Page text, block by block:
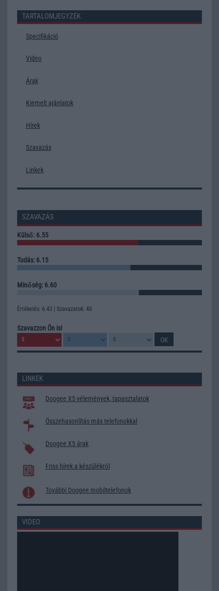
TARTALOMJEGYZÉK
Specifikáció
Video
Árak
Kiemelt ajánlatok
Hírek
Szavazás
Linkek
SZAVAZÁS
Külső: 6.55
Tudás: 6.15
Minőség: 6.60
Értékelés: 6.43 | Szavazatok: 40
Szavazzon Ön is!
LINKEK
Doogee X5 vélemények, tapasztalatok
Összehasonlítás más telefonokkal
Doogee X5 árak
Friss hírek a készülékről
További Doogee mobiltelefonok
VIDEO